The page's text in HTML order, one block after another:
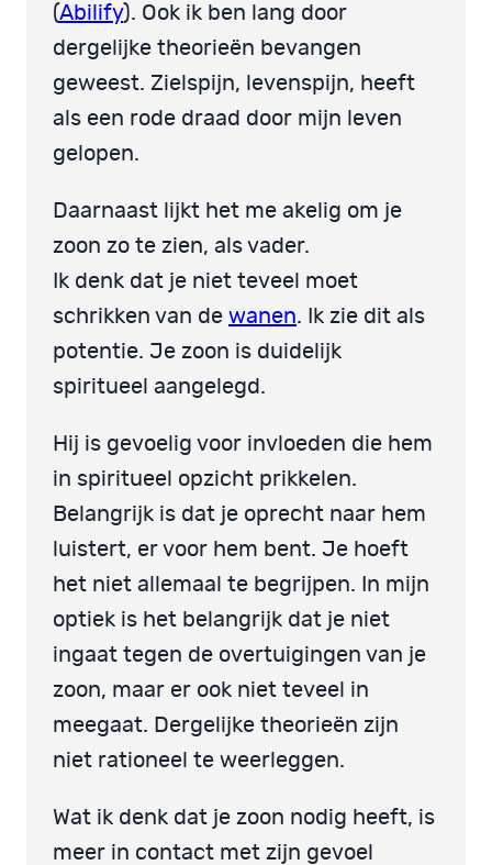
(Abilify). Ook ik ben lang door
dergelijke theorieën bevangen
geweest. Zielspijn, levenspijn, heeft
als een rode draad door mijn leven
gelopen.
Daarnaast lijkt het me akelig om je
zoon zo te zien, als vader.
Ik denk dat je niet teveel moet
schrikken van de wanen. Ik zie dit als
potentie. Je zoon is duidelijk
spiritueel aangelegd.
Hij is gevoelig voor invloeden die hem
in spiritueel opzicht prikkelen.
Belangrijk is dat je oprecht naar hem
luistert, er voor hem bent. Je hoeft
het niet allemaal te begrijpen. In mijn
optiek is het belangrijk dat je niet
ingaat tegen de overtuigingen van je
zoon, maar er ook niet teveel in
meegaat. Dergelijke theorieën zijn
niet rationeel te weerleggen.
Wat ik denk dat je zoon nodig heeft, is
meer in contact met zijn gevoel